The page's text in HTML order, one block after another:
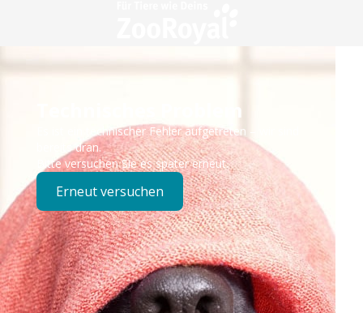
Technisches Problem
Es ist ein technischer Fehler aufgetreten – wir sind
bereits dran.
Bitte versuchen Sie es später erneut.
Erneut versuchen